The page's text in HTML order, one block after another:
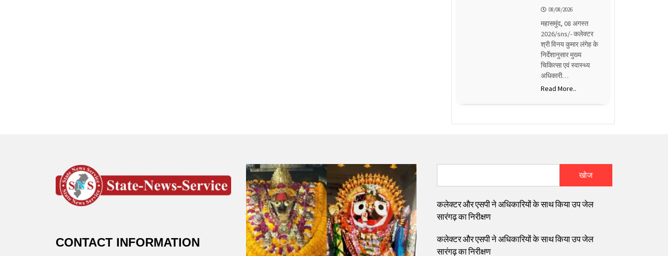
08/08/2026
महासमुंद, 08 अगस्त
2026/sns/- कलेक्टर
श्री विनय कुमार लंगेह के
निर्देशानुसार मुख्य
चिकित्सा एवं स्वास्थ्य
अधिकारी…
Read More..
CONTACT INFORMATION
खोज
कलेक्टर और एसपी ने अधिकारियों के साथ किया उप जेल
सारंगढ़ का निरीक्षण
कलेक्टर और एसपी ने अधिकारियों के साथ किया उप जेल
सारंगढ़ का निरीक्षण